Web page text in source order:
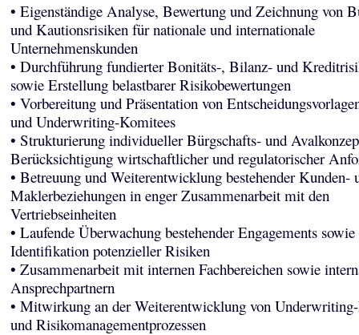
• Eigenständige Analyse, Bewertung und Zeichnung von
und Kautionsrisiken für nationale und internationale
Unternehmenskunden
• Durchführung fundierter Bonitäts-, Bilanz- und
sowie Erstellung belastbarer Risikobewertungen
• Vorbereitung und Präsentation von
und Underwriting-Komitees
• Strukturierung individueller Bürgschafts- und
Berücksichtigung wirtschaftlicher und regulatorischer
• Betreuung und Weiterentwicklung bestehender Kunden-
Maklerbeziehungen in enger Zusammenarbeit mit den
Vertriebseinheiten
• Laufende Überwachung bestehender Engagements sowie
Identifikation potenzieller Risiken
• Zusammenarbeit mit internen Fachbereichen sowie
Ansprechpartnern
• Mitwirkung an der Weiterentwicklung von
und Risikomanagementprozessen